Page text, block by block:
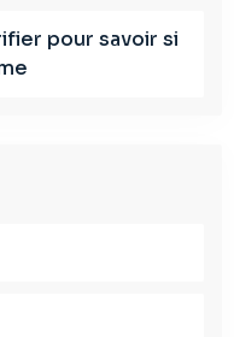
pour savoir si